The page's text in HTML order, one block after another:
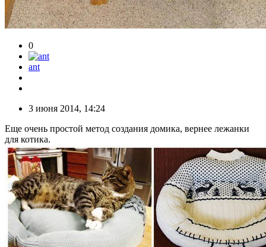
0
ant
3 июня 2014, 14:24
Еще очень простой метод создания домика, вернее лежанки
для котика.